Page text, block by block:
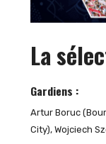
La
Gardiens :
Artur Boruc
City), Wojciech